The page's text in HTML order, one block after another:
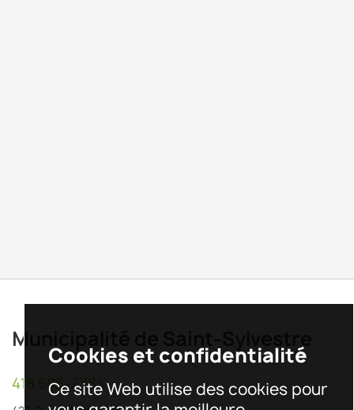
Municipalité de Saint-Sylvestre
418 596-2384
Cookies et confidentialité
Ce site Web utilise des cookies pour